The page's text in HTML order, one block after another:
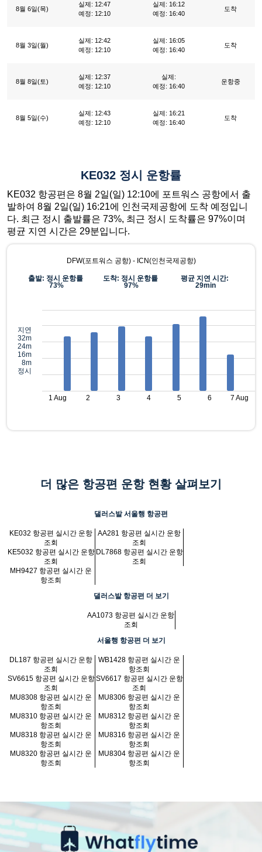
8월 6일(목)
실제: 12:47
예정: 12:10
실제: 16:12
예정: 16:40
도착
8월 3일(월)
실제: 12:42
예정: 12:10
실제: 16:05
예정: 16:40
도착
8월 8일(토)
실제: 12:37
예정: 12:10
실제:
예정: 16:40
운항중
8월 5일(수)
실제: 12:43
예정: 12:10
실제: 16:21
예정: 16:40
도착
KE032 정시 운항률
KE032 항공편은 8월 2일(일) 12:10에 포트워스 공항에서 출
발하여 8월 2일(일) 16:21에 인천국제공항에 도착 예정입니
다. 최근 정시 출발률은 73%, 최근 정시 도착률은 97%이며
평균 지연 시간은 29분입니다.
DFW(포트워스 공항) - ICN(인천국제공항)
출발: 정시 운항률
73%
도착: 정시 운항률
97%
평균 지연 시간:
29min
지연
32m
24m
16m
8m
정시
1 Aug 2 3 4 5 6 7 Aug
더 많은 항공편 운항 현황 살펴보기
댈러스발 서울행 항공편
KE032 항공편 실시간 운항
조회
AA281 항공편 실시간 운항
조회
KE5032 항공편 실시간 운항
조회
DL7868 항공편 실시간 운항
조회
MH9427 항공편 실시간 운
항조회
댈러스발 항공편 더 보기
AA1073 항공편 실시간 운항
조회
서울행 항공편 더 보기
DL187 항공편 실시간 운항
조회
WB1428 항공편 실시간 운
항조회
SV6615 항공편 실시간 운항
조회
SV6617 항공편 실시간 운항
조회
MU8308 항공편 실시간 운
항조회
MU8306 항공편 실시간 운
항조회
MU8310 항공편 실시간 운
항조회
MU8312 항공편 실시간 운
항조회
MU8318 항공편 실시간 운
항조회
MU8316 항공편 실시간 운
항조회
MU8320 항공편 실시간 운
항조회
MU8304 항공편 실시간 운
항조회